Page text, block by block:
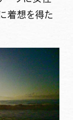
着想を得た